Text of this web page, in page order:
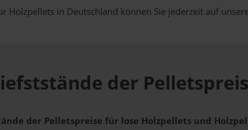
Holzpellets in Deutschland können Sie jederzeit auf
der
der Pelletspreise für lose Holzpellets und